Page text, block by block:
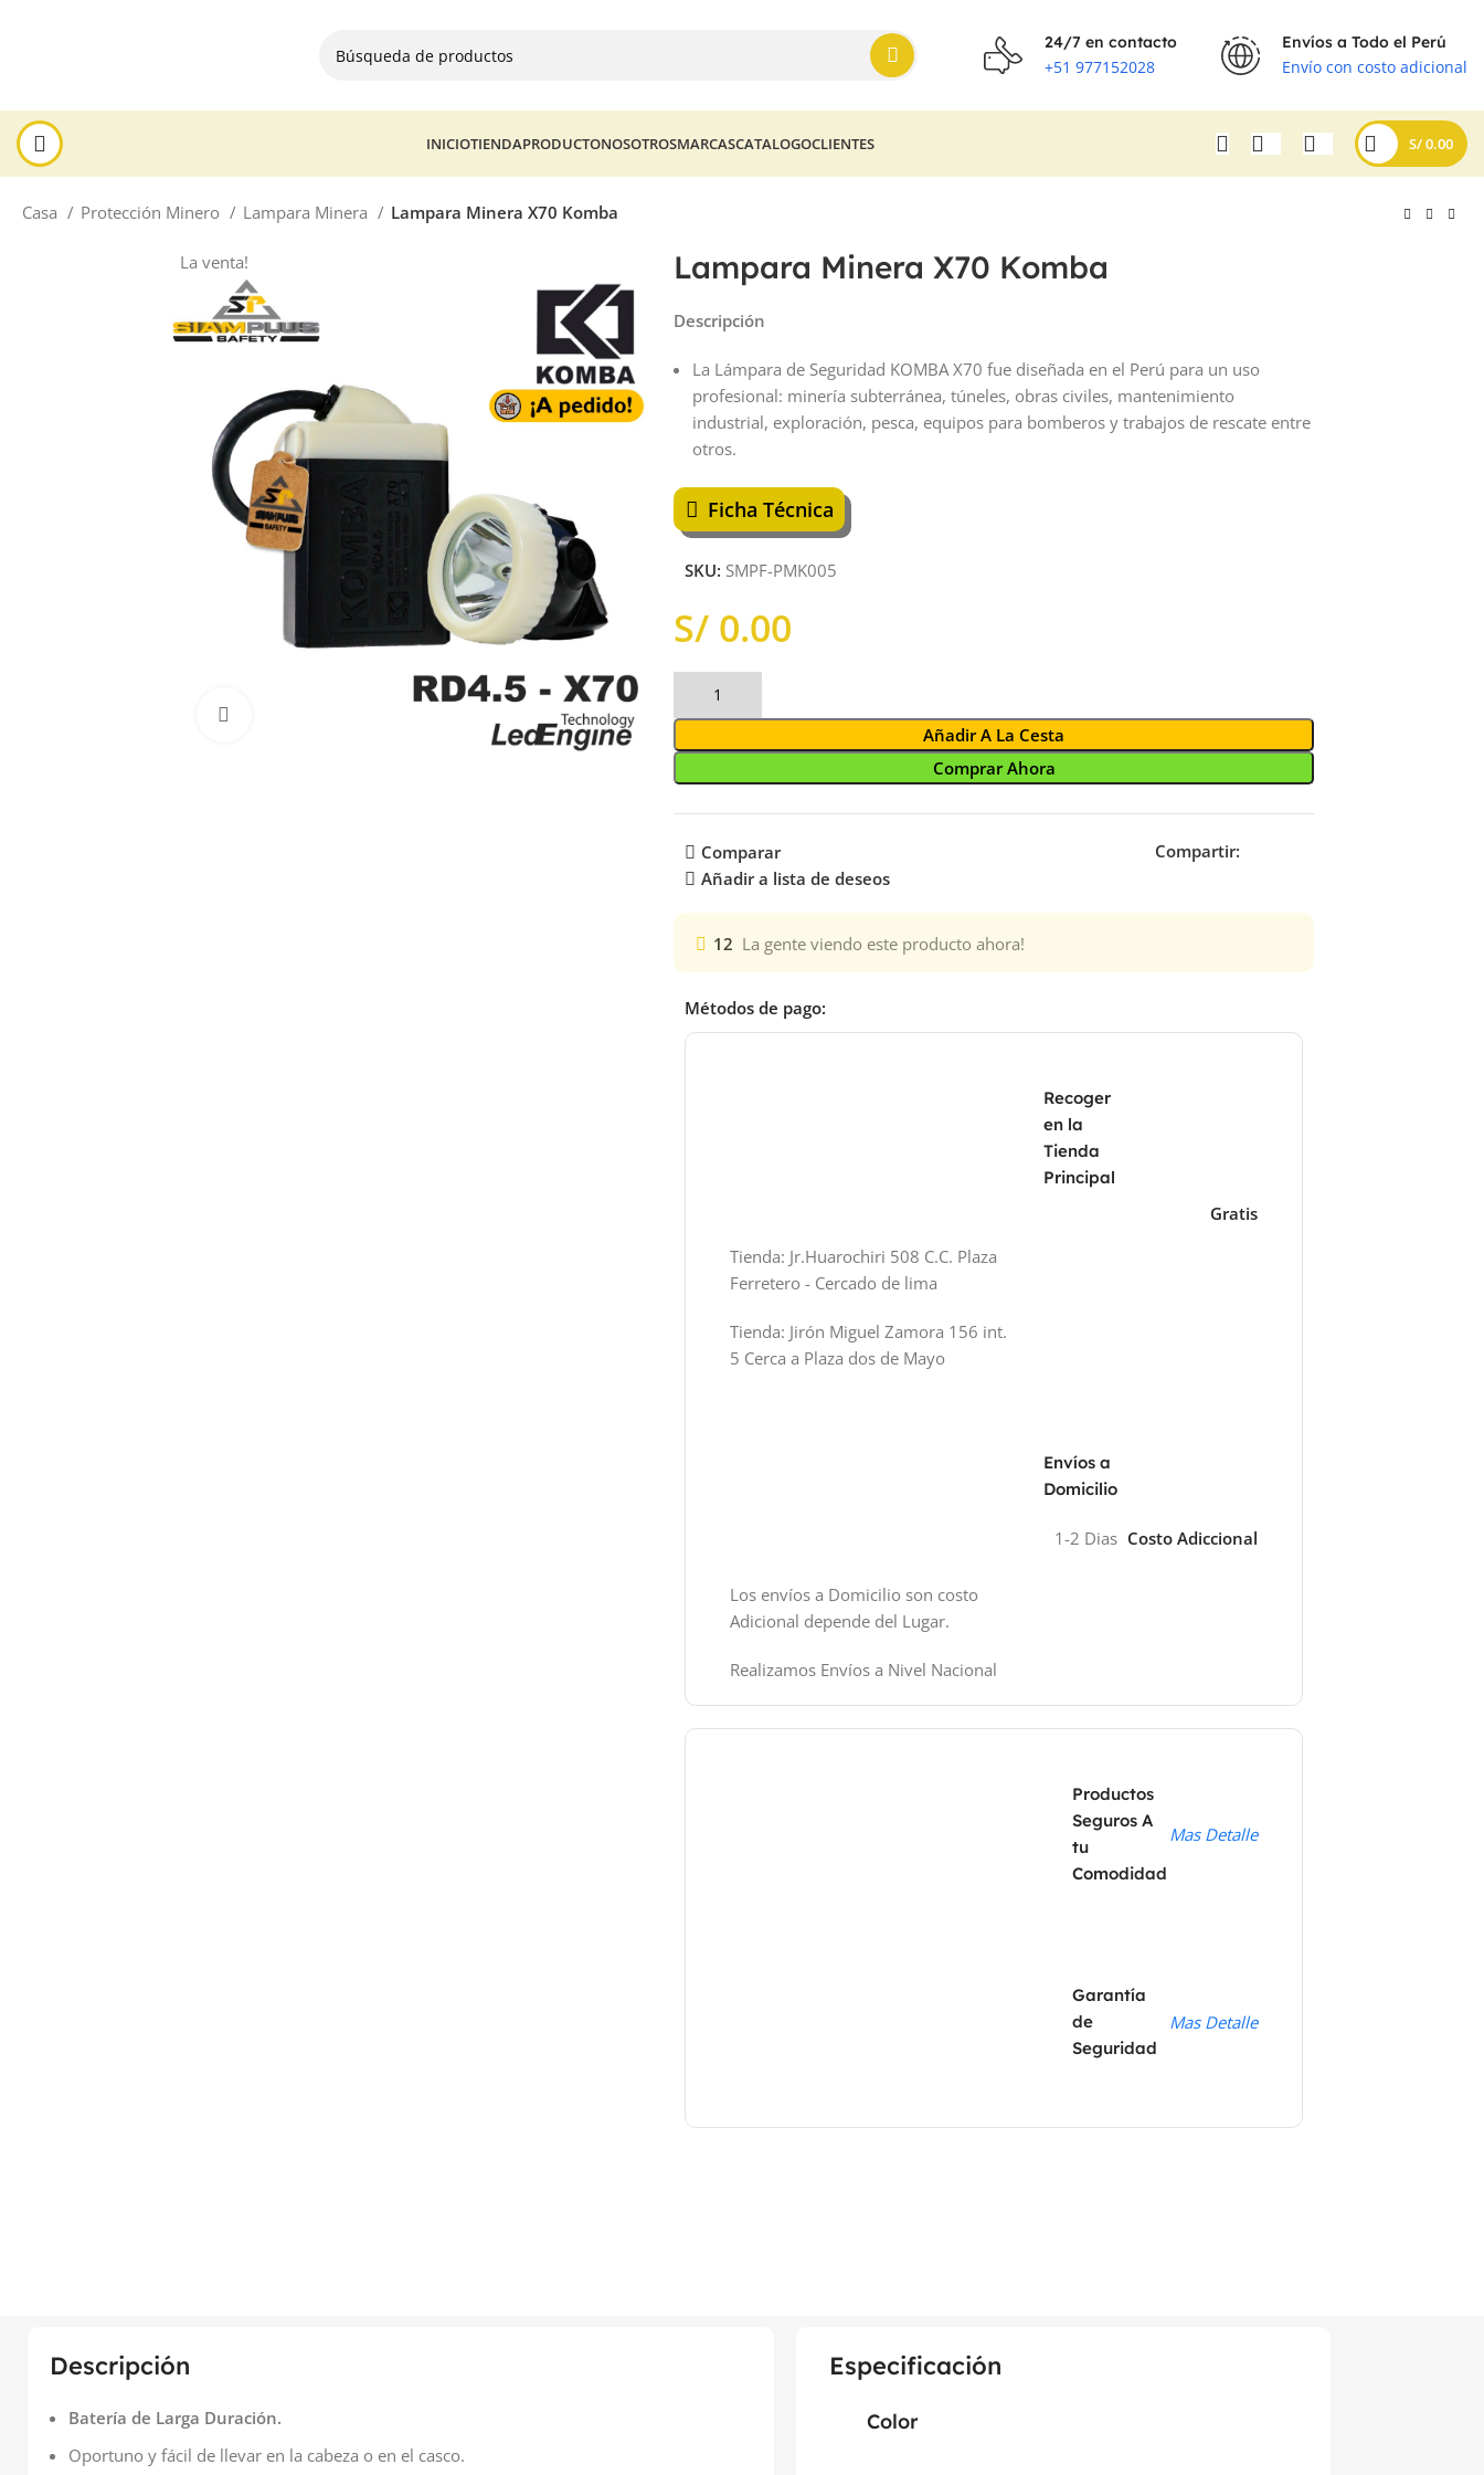
24/7 en contacto
+51 977152028
Envíos a Todo el Perú
Envío con costo adicional
INICIOTIENDAPRODUCTONOSOTROSMARCASCATALOGOCLIENTES S/0.00
Casa Protección Minero Lampara Minera Lampara Minera X70 Komba
La venta! Lampara Minera X70 Komba
Descripción
La Lámpara de Seguridad KOMBA X70 fue diseñada en el Perú para un uso
profesional: minería subterránea, túneles, obras civiles, mantenimiento
industrial, exploración, pesca, equipos para bomberos y trabajos de rescate entre
otros.
Ficha Técnica
SKU: SMPF-PMK005
S/
Añadir A La Cesta
Comprar Ahora
Comparar
Añadir a lista de deseos
Compartir:
12 La gente viendo este producto ahora!
Métodos de pago:
Recoger
en la
Tienda
Principal
Tienda: Jr.Huarochiri 508 C.C. Plaza
Ferretero - Cercado de lima
Tienda: Jirón Miguel Zamora 156 int.
5 Cerca a Plaza dos de Mayo
Gratis
Envíos a
Domicilio
Los envíos a Domicilio son costo
Adicional depende del Lugar.
Realizamos Envíos a Nivel Nacional
1-2 Dias Costo Adiccional
Productos
Seguros A
tu
Comodidad
Mas Detalle
Garantía
de
Seguridad
Mas Detalle
Descripción
Batería de Larga Duración.
Oportuno y fácil de llevar en la cabeza o en el casco.
Especificación
Color